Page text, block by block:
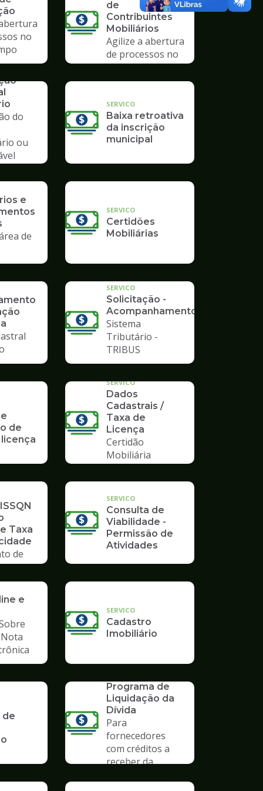
no
de
Contribuintes
Mobiliários
Agilize a abertura
de processos no
Poupatempo
do
ou
SERVICO
Baixa retroativa
da inscrição
municipal
e
de
SERVICO
Certidões
Mobiliárias
SERVICO
Solicitação -
Acompanhamento
Sistema
Tributário -
TRIBUS
de
SERVICO
Dados
Cadastrais /
Taxa de
Licença
Certidão
Mobiliária
Taxa
de
SERVICO
Consulta de
Viabilidade -
Permissão de
Atividades
e
SERVICO
Cadastro
Imobiliário
de
SERVICO
Programa de
Liquidação da
Dívida
Para
fornecedores
com créditos a
receber da